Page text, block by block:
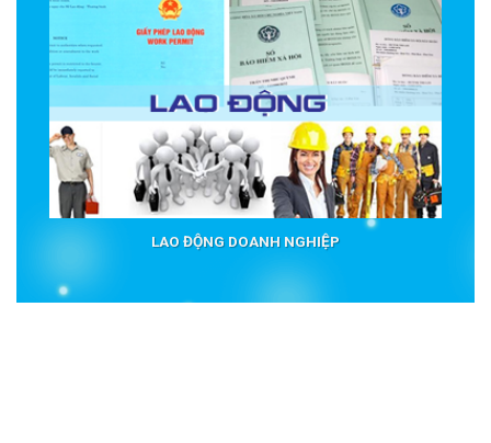
LAO ĐỘNG DOANH NGHIỆP